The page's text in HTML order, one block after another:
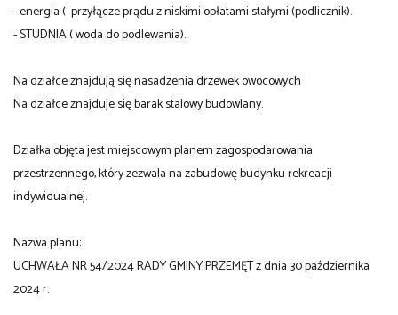
- energia ( przyłącze prądu z niskimi opłatami stałymi (podlicznik).
- STUDNIA ( woda do podlewania).
Na działce znajdują się nasadzenia drzewek owocowych
Na działce znajduje się barak stalowy budowlany.
Działka objęta jest miejscowym planem zagospodarowania
przestrzennego, który zezwala na zabudowę budynku rekreacji
indywidualnej.
Nazwa planu:
UCHWAŁA NR 54/2024 RADY GMINY PRZEMĘT z dnia 30 października
2024 r.